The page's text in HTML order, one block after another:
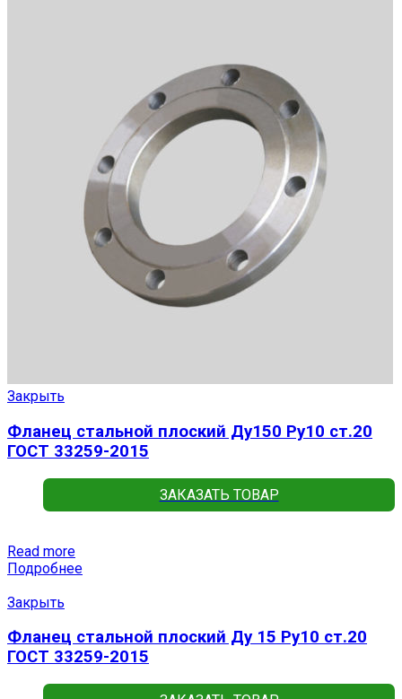
Закрыть
Фланец стальной плоский Ду150 Ру10 ст.20
ГОСТ 33259-2015
ЗАКАЗАТЬ ТОВАР
Read more
Подробнее
Закрыть
Фланец стальной плоский Ду 15 Ру10 ст.20
ГОСТ 33259-2015